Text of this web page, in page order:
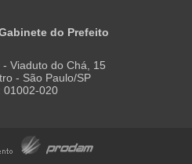
do Prefeito
Viaduto do Chá, 15
- São Paulo/SP
01002-020